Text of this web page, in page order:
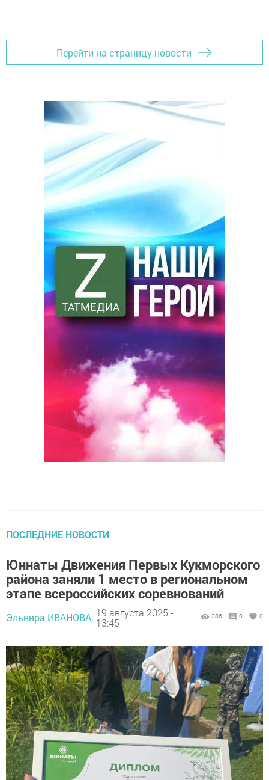
Перейти на страницу новости
ПОСЛЕДНИЕ НОВОСТИ
Юннаты Движения Первых Кукморского
района заняли 1 место в региональном
этапе всероссийских соревнований
Эльвира ИВАНОВА, 19 августа 2025 -
13:45
286 0 0